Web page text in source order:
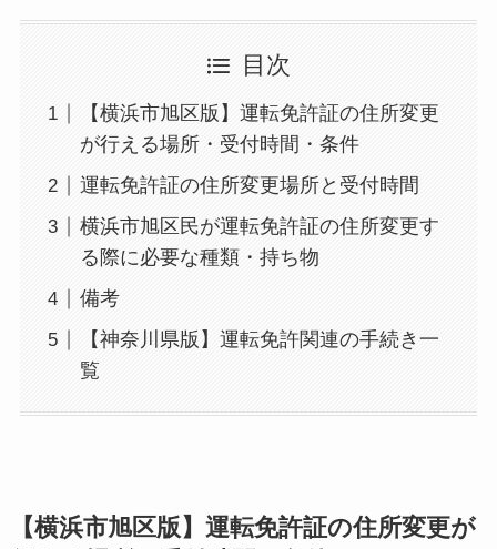
目次
【横浜市旭区版】運転免許証の住所変更
が行える場所・受付時間・条件
運転免許証の住所変更場所と受付時間
横浜市旭区民が運転免許証の住所変更す
る際に必要な種類・持ち物
備考
【神奈川県版】運転免許関連の手続き一
覧
【横浜市旭区版】運転免許証の住所変更が